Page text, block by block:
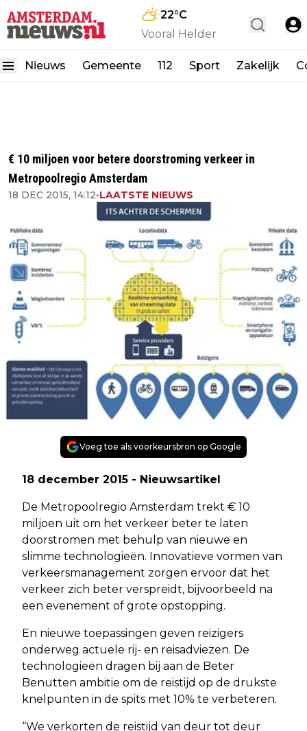
22°C
Vooral Helder
Nieuws Gemeente 112 Sport Zakelijk
€ 10 miljoen voor betere doorstroming verkeer in
Metropoolregio Amsterdam
18 DEC 2015, 14:12•LAATSTE NIEUWS
Voeg toe als voorkeursbron op Google
18 december 2015 - Nieuwsartikel
De Metropoolregio Amsterdam trekt € 10
miljoen uit om het verkeer beter te laten
doorstromen met behulp van nieuwe en
slimme technologieën. Innovatieve vormen van
verkeersmanagement zorgen ervoor dat het
verkeer zich beter verspreidt, bijvoorbeeld na
een evenement of grote opstopping.
En nieuwe toepassingen geven reizigers
onderweg actuele rij- en reisadviezen. De
technologieën dragen bij aan de Beter
Benutten ambitie om de reistijd op de drukste
knelpunten in de spits met 10% te verbeteren.
“We verkorten de reistijd van deur tot deur